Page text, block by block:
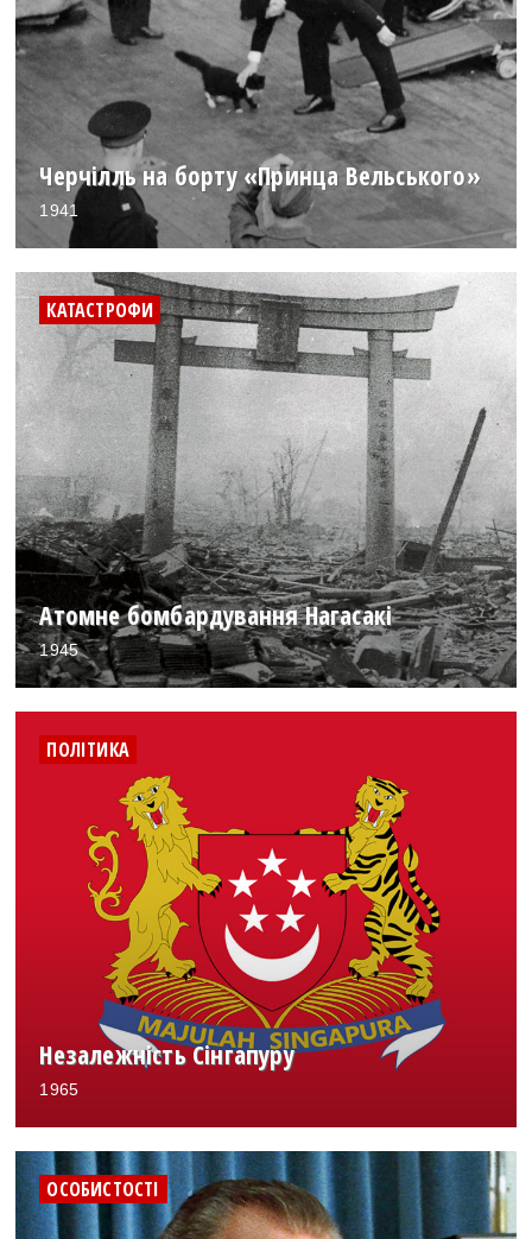
Черчілль на борту «Принца Вельського»
1941
КАТАСТРОФИ
Атомне бомбардування Нагасакі
1945
ПОЛІТИКА
Незалежність Сінгапуру
1965
ОСОБИСТОСТІ